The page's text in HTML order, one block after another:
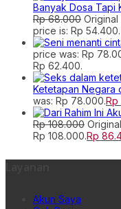
Banyak Dosa Tapi
Rp68.000
price is: Rp 54.400.
price was: Rp
Rp 62.400.
Ketetapan Negara
was: Rp 78.000.Rp
Rp108.000
Rp 108.000.Rp
Akun Saya